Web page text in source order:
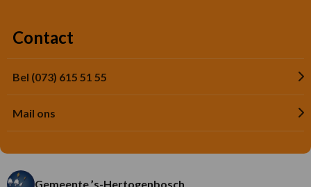
Contact
Bel (073) 615 51 55
Mail ons
Gemeente ’s-Hertogenbosch